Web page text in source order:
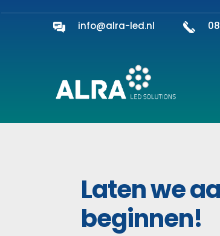
info@alra-led.nl
Laten we
beginnen!